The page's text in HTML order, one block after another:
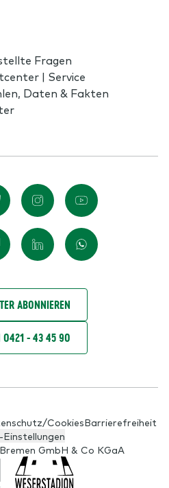
Fragen
| Service
Daten & Fakten
ABONNIEREN
0421 - 43 45 90
CookiesBarrierefreiheit
GmbH & Co KGaA